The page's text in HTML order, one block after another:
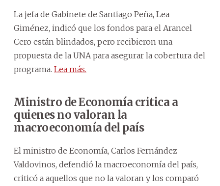
La jefa de Gabinete de Santiago Peña, Lea
Giménez, indicó que los fondos para el Arancel
Cero están blindados, pero recibieron una
propuesta de la UNA para asegurar la cobertura del
programa. Lea más.
Ministro de Economía critica a
quienes no valoran la
macroeconomía del país
El ministro de Economía, Carlos Fernández
Valdovinos, defendió la macroeconomía del país,
criticó a aquellos que no la valoran y los comparó